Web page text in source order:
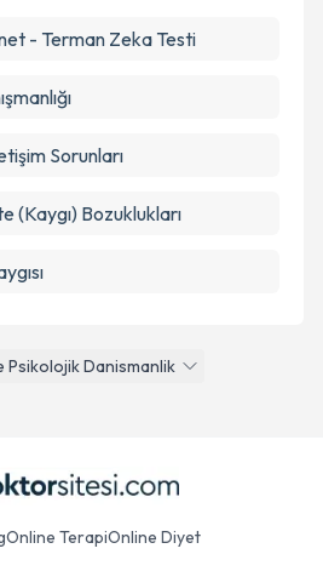
Psikolojik Danismanlik
- Terman Zeka Testi
Sorunları
(Kaygı) Bozuklukları
Online TerapiOnline Diyet